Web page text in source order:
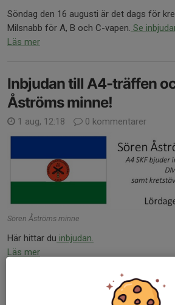
Söndag den 16 augusti är det dags för
Milsnabb för A, B och C-vapen. Se
Läs mer
Inbjudan till A4-träffen
Åströms minne!
1 aug, 12:18 0 kommentarer
Sören Åströms minne
Här hittar du inbjudan.
Läs mer
Inställt Mörsilskottet